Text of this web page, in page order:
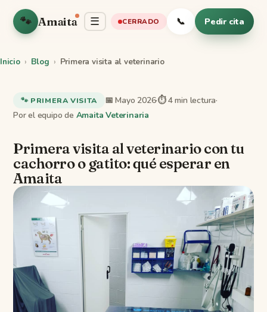
🐾 Amaita ☰ CERRADO 📞 Pedir cita
Inicio › Blog › Primera visita al veterinario
🐾 PRIMERA VISITA 📅 Mayo 2026·⏱ 4 min lectura·
Por el equipo de Amaita Veterinaria
Primera visita al veterinario con tu
cachorro o gatito: qué esperar en
Amaita